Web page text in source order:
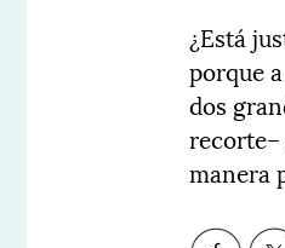
¿Está
porque
dos
manera